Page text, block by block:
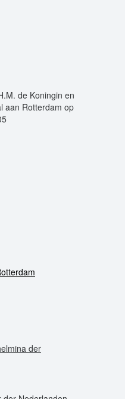
de Koningin en
aan Rotterdam op
der